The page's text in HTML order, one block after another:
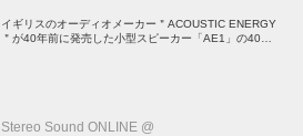
イギリスのオーディオメーカー＂ACOUSTIC ENERGY
＂が40年前に発売した小型スピーカー「AE1」の40周
Stereo Sound ONLINE @